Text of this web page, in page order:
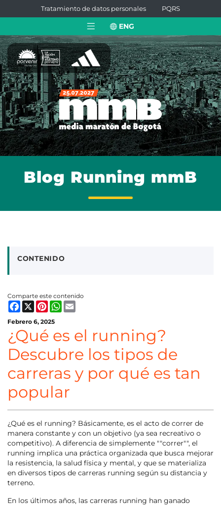
Tratamiento de datos personales PQRS
ENG
Blog Running mmB
CONTENIDO
Comparte este contenido
Facebook
X PinterestWhatsApp
Febrero 6, 2025
¿Qué es el running?
Descubre los tipos de
carreras y por qué es tan
popular
¿Qué es el running? Básicamente, es el acto de correr de
manera constante y con un objetivo (ya sea recreativo o
competitivo). A diferencia de simplemente ""correr"", el
running implica una práctica organizada que busca mejorar
la resistencia, la salud física y mental, y que se materializa
en diversos tipos de carreras running según su distancia y
terreno.
En los últimos años, las carreras running han ganado